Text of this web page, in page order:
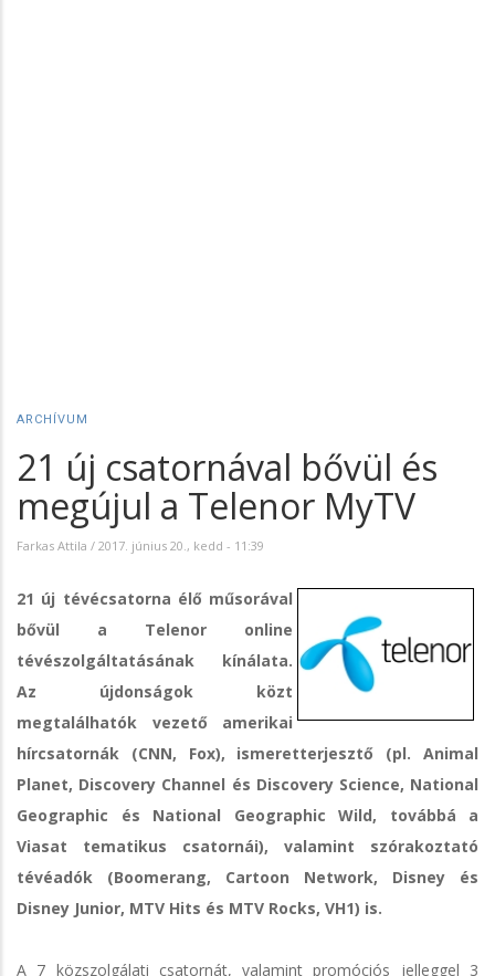
ARCHÍVUM
21 új csatornával bővül és
megújul a Telenor MyTV
Farkas Attila / 2017. június 20., kedd - 11:39
21 új tévécsatorna élő műsorával
bővül a Telenor online
tévészolgáltatásának kínálata.
Az újdonságok közt
megtalálhatók vezető amerikai
hírcsatornák (CNN, Fox), ismeretterjesztő (pl. Animal
Planet, Discovery Channel és Discovery Science, National
Geographic és National Geographic Wild, továbbá a
Viasat tematikus csatornái), valamint szórakoztató
tévéadók (Boomerang, Cartoon Network, Disney és
Disney Junior, MTV Hits és MTV Rocks, VH1) is.
A 7 közszolgálati csatornát, valamint promóciós jelleggel 3